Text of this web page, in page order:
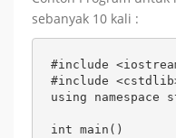
sebanyak 10 kali :
#include
#include
using namespace
int main()